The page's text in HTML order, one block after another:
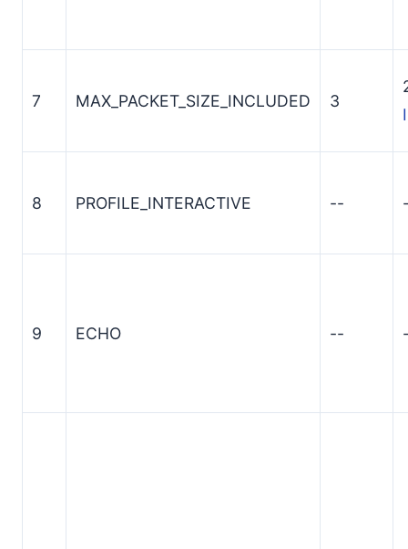
7 MAX_PACKET_SIZE_INCLUDED 3
8 PROFILE_INTERACTIVE --
9 ECHO --